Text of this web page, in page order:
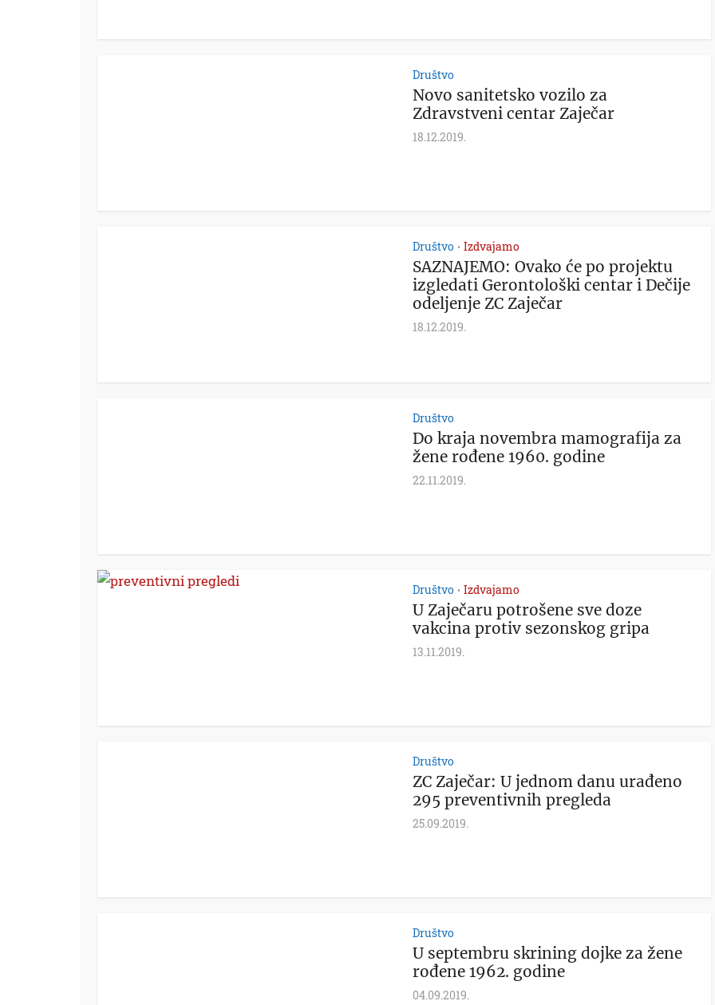
Društvo
Novo sanitetsko vozilo za
Zdravstveni centar Zaječar
18.12.2019.
Društvo • Izdvajamo
SAZNAJEMO: Ovako će po projektu
izgledati Gerontološki centar i Dečije
odeljenje ZC Zaječar
18.12.2019.
Društvo
Do kraja novembra mamografija za
žene rođene 1960. godine
22.11.2019.
Društvo • Izdvajamo
U Zaječaru potrošene sve doze
vakcina protiv sezonskog gripa
13.11.2019.
Društvo
ZC Zaječar: U jednom danu urađeno
295 preventivnih pregleda
25.09.2019.
Društvo
U septembru skrining dojke za žene
rođene 1962. godine
04.09.2019.